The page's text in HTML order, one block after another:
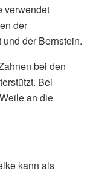
verwendet
der
der Bernstein.
bei den
Bei
an die
kann als